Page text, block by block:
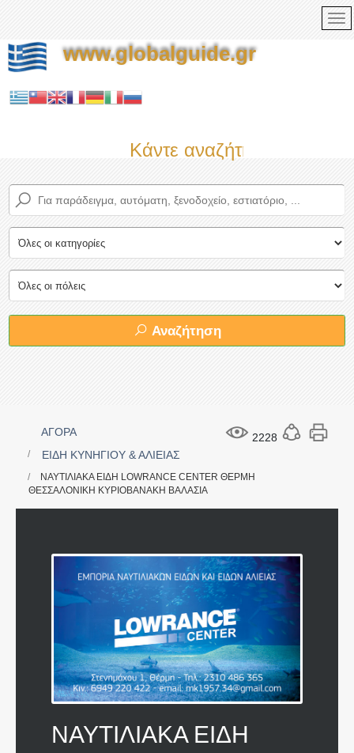
www.globalguide.gr
Κάντε αναζήτηση τώρα
Αναζήτηση
2228
ΑΓΟΡΑ
ΕΙΔΗ ΚΥΝΗΓΙΟΥ & ΑΛΙΕΙΑΣ
ΝΑΥΤΙΛΙΑΚΑ ΕΙΔΗ LOWRANCE CENTER ΘΕΡΜΗ
ΘΕΣΣΑΛΟΝΙΚΗ ΚΥΡΙΟΒΑΝΑΚΗ ΒΑΛΑΣΙΑ
ΝΑΥΤΙΛΙΑΚΑ ΕΙΔΗ